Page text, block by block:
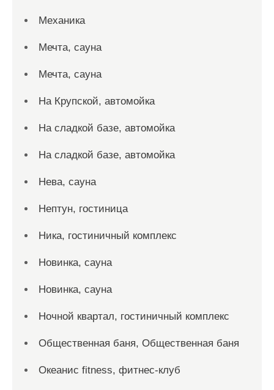
Механика
Мечта, сауна
Мечта, сауна
На Крупской, автомойка
На сладкой базе, автомойка
На сладкой базе, автомойка
Нева, сауна
Нептун, гостиница
Ника, гостиничный комплекс
Новинка, сауна
Новинка, сауна
Ночной квартал, гостиничный комплекс
Общественная баня, Общественная баня
Океанис fitness, фитнес-клуб